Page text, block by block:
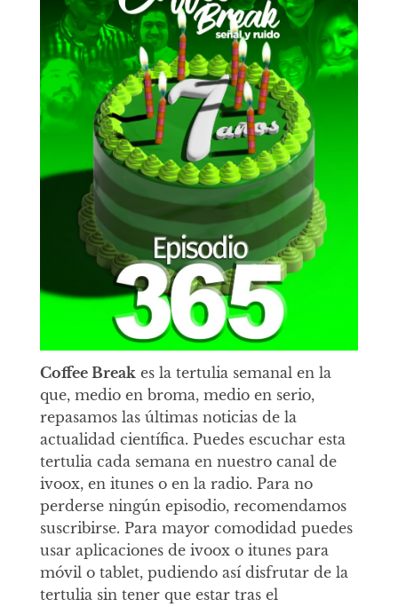
Coffee Breakes la tertulia semanal en la
que, medio en broma, medio en serio,
repasamos las últimas noticias de la
actualidad científica. Puedes escuchar esta
tertulia cada semana en nuestro canal de
ivoox, en itunes o en la radio. Para no
perderse ningún episodio, recomendamos
suscribirse. Para mayor comodidad puedes
usar aplicaciones de ivoox o itunes para
móvil o tablet, pudiendo así disfrutar de la
tertulia sin tener que estar tras el